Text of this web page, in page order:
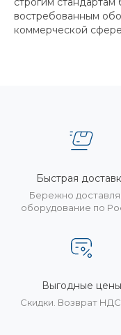
востребованным
коммерческой
Быстрая
Бережно
оборудование по
Выгодные цены
Скидки. Возврат